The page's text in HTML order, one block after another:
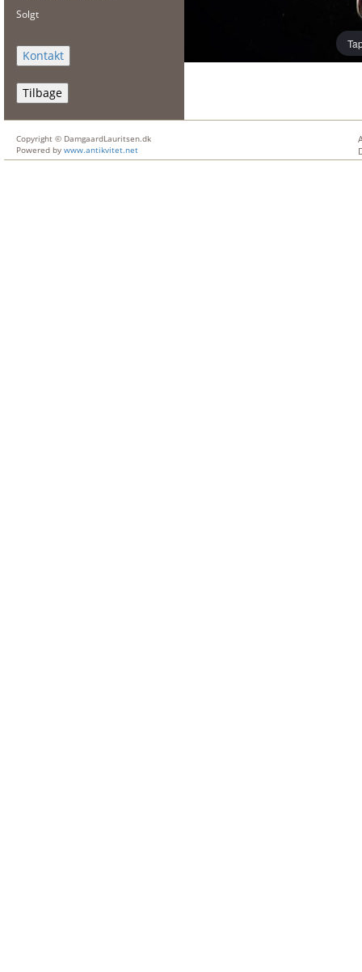
Solgt
Tilbage
Copyright © DamgaardLauritsen.dk
Powered by www.antikvitet.net